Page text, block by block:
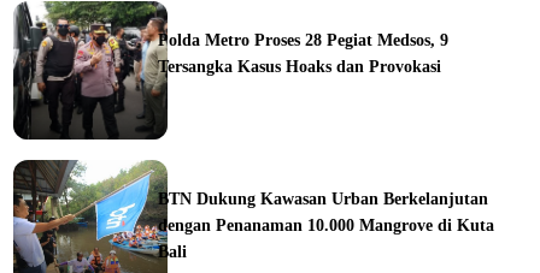
Polda Metro Proses 28 Pegiat Medsos, 9
Tersangka Kasus Hoaks dan Provokasi
BTN Dukung Kawasan Urban Berkelanjutan
dengan Penanaman 10.000 Mangrove di Kuta
Bali